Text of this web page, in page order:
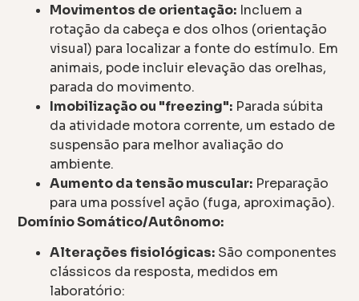
Movimentos de orientação: Incluem a
rotação da cabeça e dos olhos (orientação
visual) para localizar a fonte do estímulo. Em
animais, pode incluir elevação das orelhas,
parada do movimento.
Imobilização ou "freezing": Parada súbita
da atividade motora corrente, um estado de
suspensão para melhor avaliação do
ambiente.
Aumento da tensão muscular: Preparação
para uma possível ação (fuga, aproximação).
Domínio Somático/Autônomo:
Alterações fisiológicas: São componentes
clássicos da resposta, medidos em
laboratório: